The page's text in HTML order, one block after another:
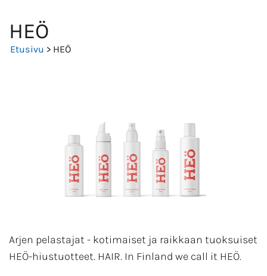
HEÖ
Etusivu > HEÖ
Arjen pelastajat - kotimaiset ja raikkaan tuoksuiset
HEÖ-hiustuotteet. HAIR. In Finland we call it HEÖ.